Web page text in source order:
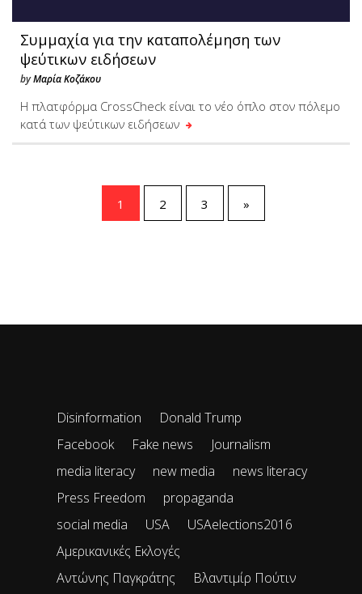
Συμμαχία για την καταπολέμηση των
ψεύτικων ειδήσεων
byΜαρία Κοζάκου
H πλατφόρμα CrossCheck είναι το νέο όπλο στον πόλεμο
κατά των ψεύτικων ειδήσεων
1 2 3 »
Disinformation
Donald Trump
Facebook
Fake news
Journalism
media literacy
new media
news literacy
Press Freedom
propaganda
social media
USA
USAelections2016
Αμερικανικές Εκλογές
Αντώνης Παγκράτης
Βλαντιμίρ Πούτιν